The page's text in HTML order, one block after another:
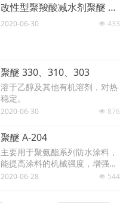
改性型聚羧酸减水剂聚醚 TTPEG
넶 433
2020-06-30
聚醚 330、310、303
溶于乙醇及其他有机溶剂，对热
稳定。
넶 876
2020-06-30
聚醚 A-204
主要用于聚氨酯系列防水涂料，
能提高涂料的机械强度，增强耐
老化性能
넶 544
2020-06-28